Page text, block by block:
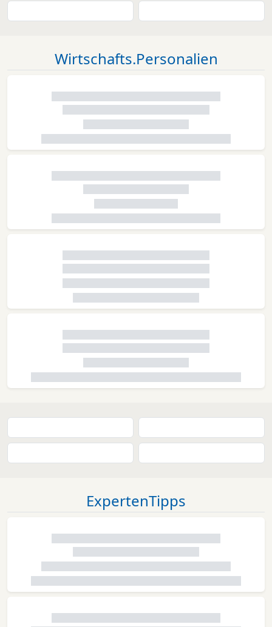
Wirtschafts.Personalien
ExpertenTipps